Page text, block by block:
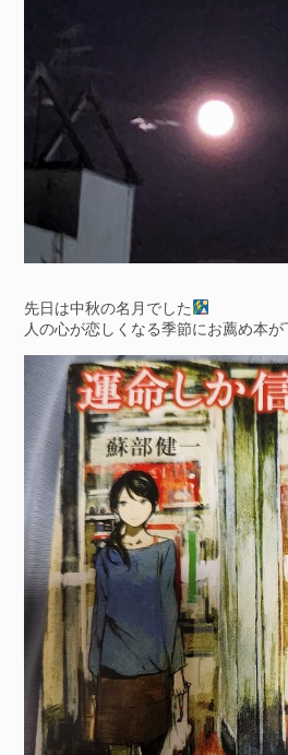
先日は中秋の名月でした
人の心が恋しくなる季節にお薦め本